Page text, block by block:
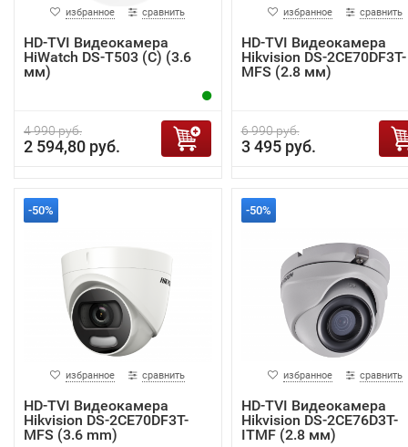
избранное сравнить
HD-TVI Видеокамера
HiWatch DS-T503 (C) (3.6
мм)
4 990 руб.
2 594,80 руб.
избранное сравнить
HD-TVI Видеокамера
Hikvision DS-2CE70DF3T-
MFS (2.8 мм)
6 990 руб.
3 495 руб.
-50%
избранное сравнить
HD-TVI Видеокамера
Hikvision DS-2CE70DF3T-
MFS (3.6 mm)
-50%
избранное сравнить
HD-TVI Видеокамера
Hikvision DS-2CE76D3T-
ITMF (2.8 мм)